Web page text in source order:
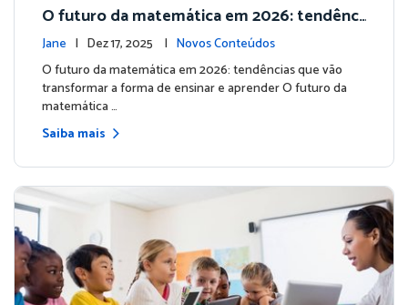
O futuro da matemática em 2026: tendênci
as que vão transformar a forma de ensinar e
aprender
Jane | Dez 17, 2025 | Novos Conteúdos
O futuro da matemática em 2026: tendências que vão
transformar a forma de ensinar e aprender O futuro da
matemática …
Saiba mais